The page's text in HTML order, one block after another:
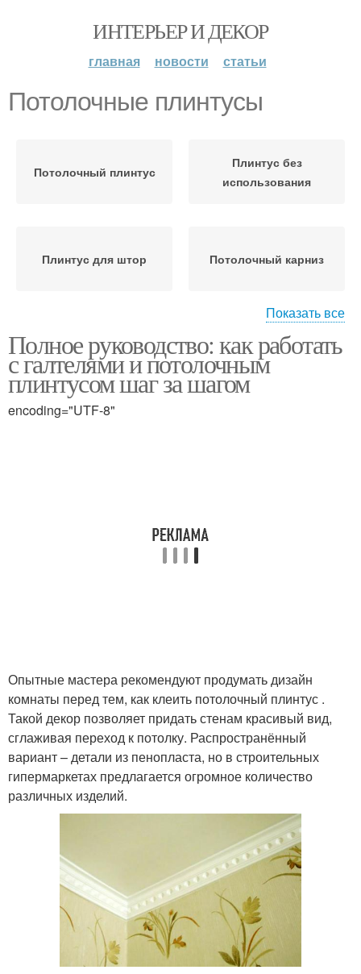
ИНТЕРЬЕР И ДЕКОР
главная новости статьи
Потолочные плинтусы
Потолочный плинтус
Плинтус без
использования
Плинтус для штор Потолочный карниз
карнизом
Карниз за плинтус
Плинтусы для
натяжного потолка
Гибкий плинтус
Плинтусы для натяжных
потолков
Плинтус для натяжных
Пенопластовый
плинтус
Напольные плинтусы
Напольный плинтус
Плинтус в домашних
условиях
Показать все
Полное руководство: как работать
с галтелями и потолочным
плинтусом шаг за шагом
encoding="UTF-8"
Опытные мастера рекомендуют продумать дизайн
комнаты перед тем, как клеить потолочный плинтус .
Такой декор позволяет придать стенам красивый вид,
сглаживая переход к потолку. Распространённый
вариант – детали из пенопласта, но в строительных
гипермаркетах предлагается огромное количество
различных изделий.